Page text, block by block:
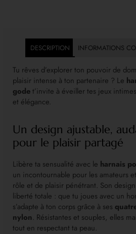
DESCRIPTION INFORMATIONS
Tu rêves d’explorer ton pouvoir de
plaisir intense à ton partenaire ? Le
godet’invite à éveiller tes jeux
et élégance.
Un design ajustable,
pour le plaisir partagé
Libère ta sensualité avec le harnais
un incontournable pour les amateurs
rôle et de plaisir pénétrant. Son
liberté totale : que tu joues avec un
s’adapte à ton corps grâce à ses
nylon. Résistantes et souples, elles
tout en respectant ta peau.